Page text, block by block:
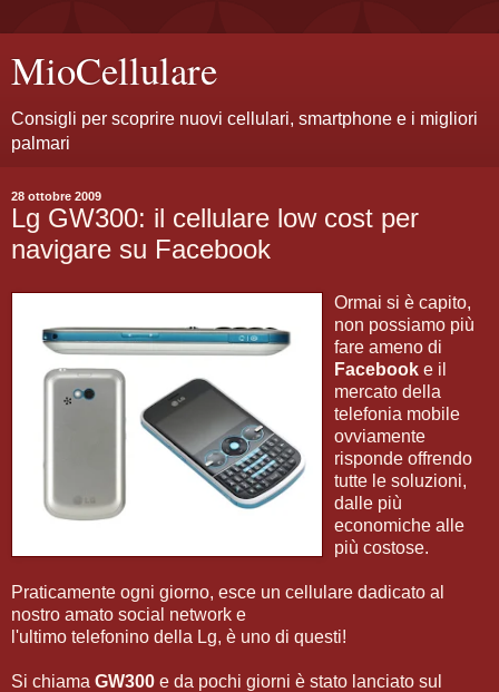
MioCellulare
Consigli per scoprire nuovi cellulari, smartphone e i migliori
palmari
28 ottobre 2009
Lg GW300: il cellulare low cost per
navigare su Facebook
Ormai si è capito,
non possiamo più
fare ameno di
Facebook e il
mercato della
telefonia mobile
ovviamente
risponde offrendo
tutte le soluzioni,
dalle più
economiche alle
più costose.
Praticamente ogni giorno, esce un cellulare dadicato al
nostro amato social network e
l'ultimo telefonino della Lg, è uno di questi!
Si chiama GW300 e da pochi giorni è stato lanciato sul